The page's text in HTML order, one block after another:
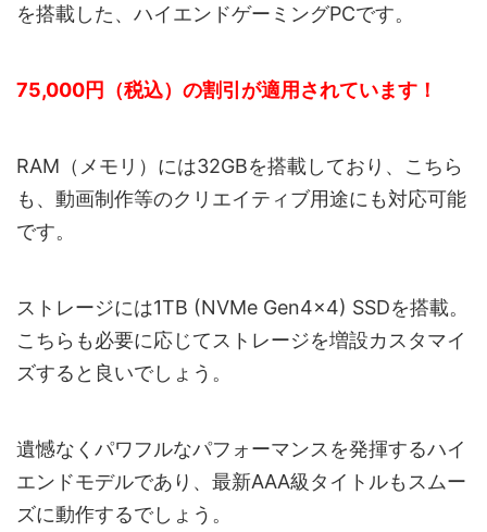
を搭載した、ハイエンドゲーミングPCです。
75,000円（税込）の割引が適用されています！
RAM（メモリ）には32GBを搭載しており、こちら
も、動画制作等のクリエイティブ用途にも対応可能
です。
ストレージには1TB (NVMe Gen4×4) SSDを搭載。
こちらも必要に応じてストレージを増設カスタマイ
ズすると良いでしょう。
遺憾なくパワフルなパフォーマンスを発揮するハイ
エンドモデルであり、最新AAA級タイトルもスムー
ズに動作するでしょう。